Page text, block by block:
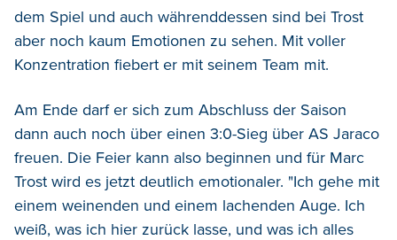
dem Spiel und auch währenddessen sind bei Trost
aber noch kaum Emotionen zu sehen. Mit voller
Konzentration fiebert er mit seinem Team mit.
Am Ende darf er sich zum Abschluss der Saison
dann auch noch über einen 3:0-Sieg über AS Jaraco
freuen. Die Feier kann also beginnen und für Marc
Trost wird es jetzt deutlich emotionaler. "Ich gehe mit
einem weinenden und einem lachenden Auge. Ich
weiß, was ich hier zurück lasse, und was ich alles